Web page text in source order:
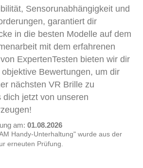
Sensorunabhängigkeit und
garantiert dir
in die besten Modelle auf dem
mit dem erfahrenen
ExpertenTesten bieten wir dir
Bewertungen, um dir
nächsten VR Brille zu
dich jetzt von unseren
am: 01.08.2026
Handy-Unterhaltung" wurde aus der
erneuten Prüfung.